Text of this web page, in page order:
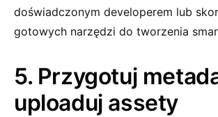
doświadczonym developerem lub
gotowych narzędzi do tworzenia
5. Przygotuj
uploaduj assety